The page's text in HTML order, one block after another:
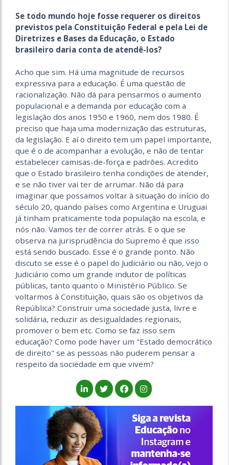
Se todo mundo hoje fosse requerer os direitos
previstos pela Constituição Federal e pela Lei de
Diretrizes e Bases da Educação, o Estado
brasileiro daria conta de atendê-los?
Acho que sim. Há uma magnitude de recursos
expressiva para a educação. É uma questão de
racionalização. Não dá para pensarmos o aumento
populacional e a demanda por educação com a
legislação dos anos 1950 e 1960, nem dos 1980. É
preciso que haja uma modernização das estruturas,
da legislação. E aí o direito tem um papel importante,
que é o de acompanhar a evolução, e não de tentar
estabelecer camisas-de-força e padrões. Acredito
que o Estado brasileiro tenha condições de atender,
e se não tiver vai ter de arrumar. Não dá para
imaginar que possamos voltar à situação do início do
século 20, quando países como Argentina e Uruguai
já tinham praticamente toda população na escola, e
nós não. Vamos ter de correr atrás. E o que se
observa na jurisprudência do Supremo é que isso
está sendo buscado. Esse é o grande ponto. Não
discuto se esse é o papel do Judiciário ou não, vejo o
Judiciário como um grande indutor de políticas
públicas, tanto quanto o Ministério Público. Se
voltarmos à Constituição, quais são os objetivos da
República? Construir uma sociedade justa, livre e
solidária, reduzir as desigualdades regionais,
promover o bem etc. Como se faz isso sem
educação? Como pode haver um "Estado democrático
de direito" se as pessoas não puderem pensar a
respeito da sociedade em que vivem?